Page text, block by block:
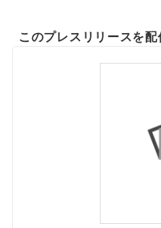
このプレスリリースを